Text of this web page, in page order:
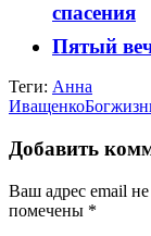
спасения
Пятый
Теги: Анна
ИващенкоБог
Добавить
Ваш адрес email
помечены *